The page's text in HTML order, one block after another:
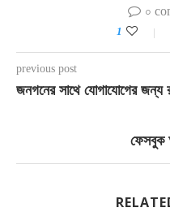
০
1
previous post
জনগনের সাথে যোগাযোগের জন্য
ফেসবুক